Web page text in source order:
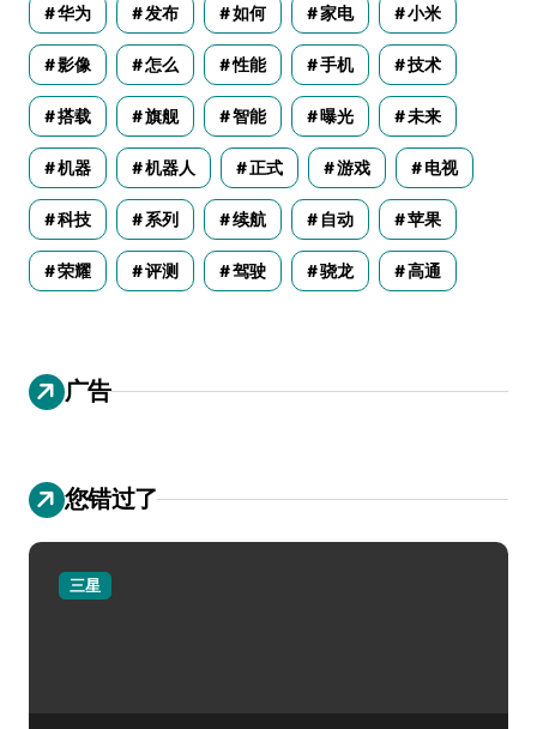
华为 发布 如何 家电 小米
影像 怎么 性能 手机 技术
搭载 旗舰 智能 曝光 未来
机器 机器人 正式 游戏 电视
科技 系列 续航 自动 苹果
荣耀 评测 驾驶 骁龙 高通
广告
您错过了
三星